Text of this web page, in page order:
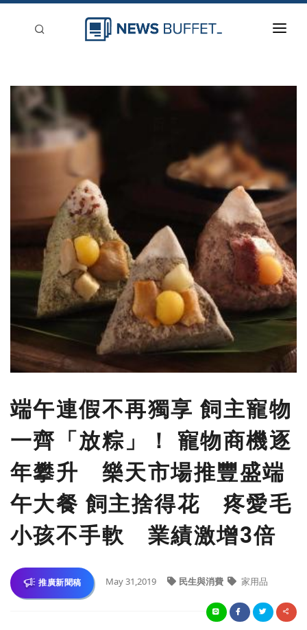
新聞稿分類
登入
刊登
端午連假不再獨享 飼主寵物
一齊「放粽」！ 寵物商機逐
年攀升 樂天市場推豐盛端
午大餐 飼主捨得花 疼愛毛
小孩不手軟 業績激增3倍
推廣新聞稿 May 31,2019 民生與消費 家用品